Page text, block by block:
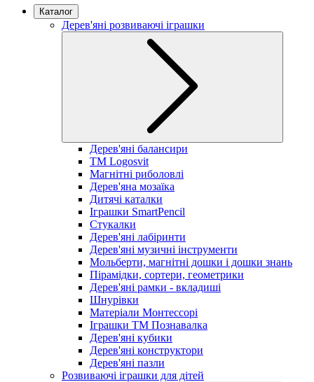
Каталог
Дерев'яні розвиваючі іграшки
Дерев'яні балансири
TM Logosvit
Магнітні риболовлі
Дерев'яна мозаїка
Дитячі каталки
Іграшки SmartPencil
Стукалки
Дерев'яні лабіринти
Дерев'яні музичні інструменти
Мольберти, магнітні дошки і дошки знань
Пірамідки, сортери, геометрики
Дерев'яні рамки - вкладиші
Шнурівки
Матеріали Монтессорі
Іграшки ТМ Познавалка
Дерев'яні кубики
Дерев'яні конструктори
Дерев'яні пазли
Розвиваючі іграшки для дітей